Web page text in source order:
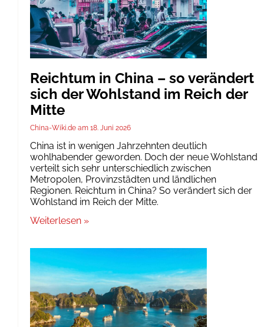
Reichtum in China – so verändert
sich der Wohlstand im Reich der
Mitte
China-Wiki.de 18. Juni 2026
China ist in wenigen Jahrzehnten deutlich
wohlhabender geworden. Doch der neue Wohlstand
verteilt sich sehr unterschiedlich zwischen
Metropolen, Provinzstädten und ländlichen
Regionen. Reichtum in China? So verändert sich der
Wohlstand im Reich der Mitte.
Weiterlesen »